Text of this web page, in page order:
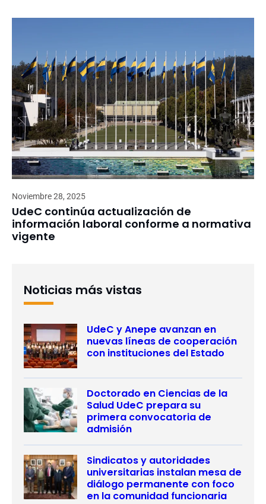
Noviembre 28, 2025
UdeC continúa actualización de
información laboral conforme a normativa
vigente
Noticias más vistas
UdeC y Anepe avanzan en
nuevas líneas de cooperación
con instituciones del Estado
Doctorado en Ciencias de la
Salud UdeC prepara su
primera convocatoria de
admisión
Sindicatos y autoridades
universitarias instalan mesa de
diálogo permanente con foco
en la comunidad funcionaria